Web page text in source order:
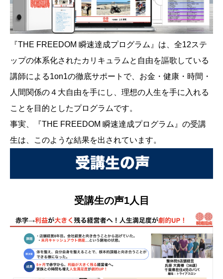
『THE FREEDOM 瞬速達成プログラム』は、全12ステ
ップの体系化されたカリキュラムと自由を謳歌している
講師による1on1の徹底サポートで、お金・健康・時間・
人間関係の４大自由を手にし、理想の人生を手に入れる
ことを目的としたプログラムです。
事実、『THE FREEDOM 瞬速達成プログラム』の受講
生は、このような結果を出されています。
受講生の声1人目